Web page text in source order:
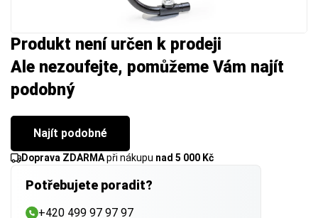
Produkt není určen k prodeji
Ale nezoufejte, pomůžeme Vám najít
podobný
Najít podobné
Doprava ZDARMApři nákupu nad 5 000 Kč
Potřebujete poradit?
+420 499 97 97 97